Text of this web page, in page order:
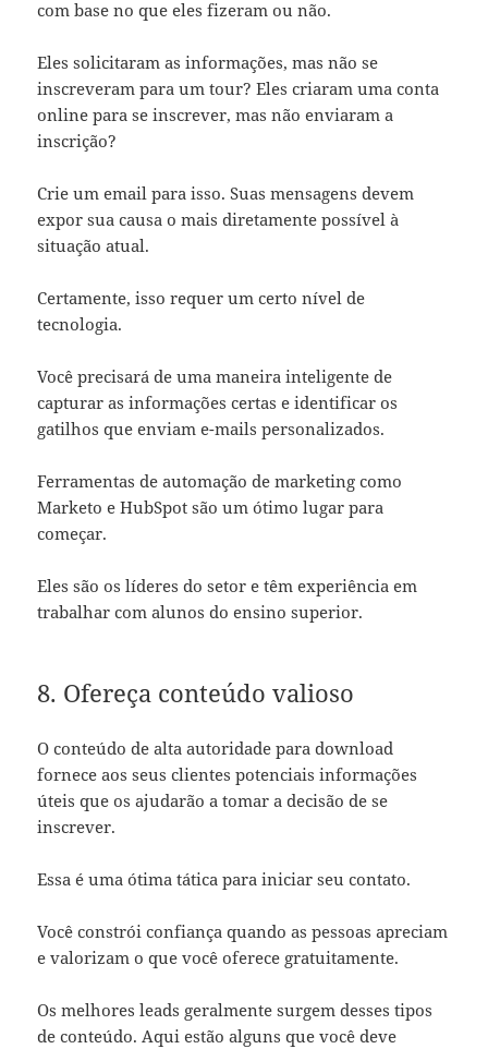
com base no que eles fizeram ou não.
Eles solicitaram as informações, mas não se
inscreveram para um tour? Eles criaram uma conta
online para se inscrever, mas não enviaram a
inscrição?
Crie um email para isso. Suas mensagens devem
expor sua causa o mais diretamente possível à
situação atual.
Certamente, isso requer um certo nível de
tecnologia.
Você precisará de uma maneira inteligente de
capturar as informações certas e identificar os
gatilhos que enviam e-mails personalizados.
Ferramentas de automação de marketing como
Marketo e HubSpot são um ótimo lugar para
começar.
Eles são os líderes do setor e têm experiência em
trabalhar com alunos do ensino superior.
8. Ofereça conteúdo valioso
O conteúdo de alta autoridade para download
fornece aos seus clientes potenciais informações
úteis que os ajudarão a tomar a decisão de se
inscrever.
Essa é uma ótima tática para iniciar seu contato.
Você constrói confiança quando as pessoas apreciam
e valorizam o que você oferece gratuitamente.
Os melhores leads geralmente surgem desses tipos
de conteúdo. Aqui estão alguns que você deve